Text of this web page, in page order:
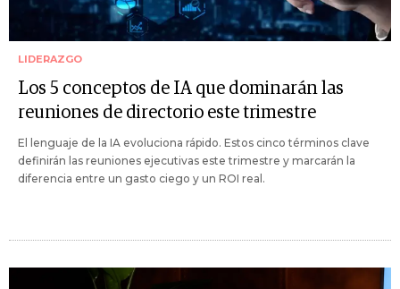
LIDERAZGO
Los 5 conceptos de IA que dominarán las
reuniones de directorio este trimestre
El lenguaje de la IA evoluciona rápido. Estos cinco términos clave
definirán las reuniones ejecutivas este trimestre y marcarán la
diferencia entre un gasto ciego y un ROI real.